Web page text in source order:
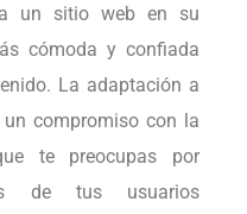
un sitio web en su
cómoda y confiada
La adaptación a
compromiso con la
te preocupas por
de tus usuarios